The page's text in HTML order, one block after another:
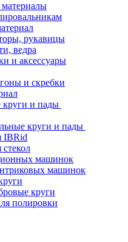
рукавицы
ведра
и аксессуары
и скребки
и пады
круги и пады
IBRid
машинок
машинок
круги
полировки